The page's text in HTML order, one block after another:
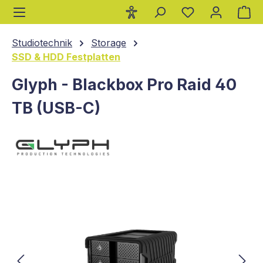
springen
Studiotechnik
Storage
SSD & HDD Festplatten
Glyph - Blackbox Pro Raid 40
TB (USB-C)